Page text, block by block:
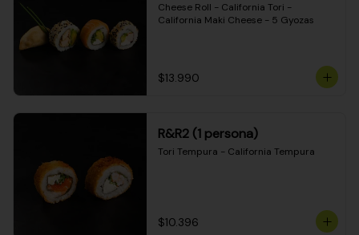
Cheese Roll - California Tori -
California Maki Cheese - 5 Gyozas
$13.990
R&R2 (1 persona)
Tori Tempura - California Tempura
$10.396